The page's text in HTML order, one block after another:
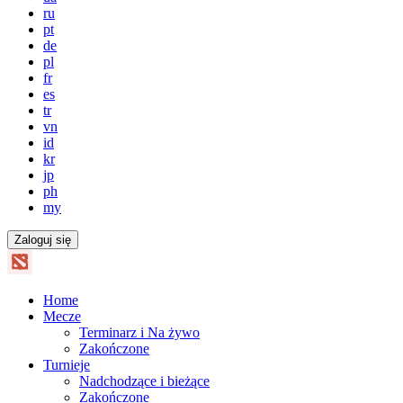
ru
pt
de
pl
fr
es
tr
vn
id
kr
jp
ph
my
Zaloguj się
Home
Mecze
Terminarz i Na żywo
Zakończone
Turnieje
Nadchodzące i bieżące
Zakończone